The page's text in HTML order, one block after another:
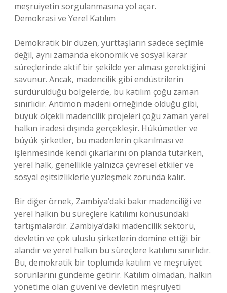
meşruiyetin sorgulanmasına yol açar.
Demokrasi ve Yerel Katılım
Demokratik bir düzen, yurttaşların sadece seçimle
değil, aynı zamanda ekonomik ve sosyal karar
süreçlerinde aktif bir şekilde yer alması gerektiğini
savunur. Ancak, madencilik gibi endüstrilerin
sürdürüldüğü bölgelerde, bu katılım çoğu zaman
sınırlıdır. Antimon madeni örneğinde olduğu gibi,
büyük ölçekli madencilik projeleri çoğu zaman yerel
halkın iradesi dışında gerçekleşir. Hükümetler ve
büyük şirketler, bu madenlerin çıkarılması ve
işlenmesinde kendi çıkarlarını ön planda tutarken,
yerel halk, genellikle yalnızca çevresel etkiler ve
sosyal eşitsizliklerle yüzleşmek zorunda kalır.
Bir diğer örnek, Zambiya’daki bakır madenciliği ve
yerel halkın bu süreçlere katılımı konusundaki
tartışmalardır. Zambiya’daki madencilik sektörü,
devletin ve çok uluslu şirketlerin domine ettiği bir
alandır ve yerel halkın bu süreçlere katılımı sınırlıdır.
Bu, demokratik bir toplumda katılım ve meşruiyet
sorunlarını gündeme getirir. Katılım olmadan, halkın
yönetime olan güveni ve devletin meşruiyeti